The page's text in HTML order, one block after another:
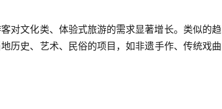
对文化类、体验式旅游的需求显著增长。类似的趋
历史、艺术、民俗的项目，如非遗手作、传统戏曲